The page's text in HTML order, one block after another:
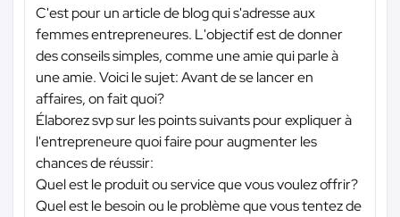
C'est pour un article de blog qui s'adresse aux
femmes entrepreneures. L'objectif est de donner
des conseils simples, comme une amie qui parle à
une amie. Voici le sujet: Avant de se lancer en
affaires, on fait quoi?
Élaborez svp sur les points suivants pour expliquer à
l'entrepreneure quoi faire pour augmenter les
chances de réussir:
Quel est le produit ou service que vous voulez offrir?
Quel est le besoin ou le problème que vous tentez de